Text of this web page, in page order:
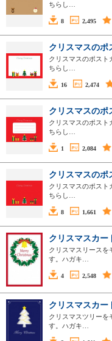
ちらし…
8 2,495
クリスマスの
クリスマスのポスト
ちらし…
16 2,474
クリスマスの
クリスマスのポスト
ちらし…
1 2,084
クリスマスの
クリスマスのポスト
ちらし…
8 1,661
クリスマスカ
クリスマスリースを
す。ハガキ…
4 2,548
クリスマスカ
クリスマスツリーを
す。ハガキ…